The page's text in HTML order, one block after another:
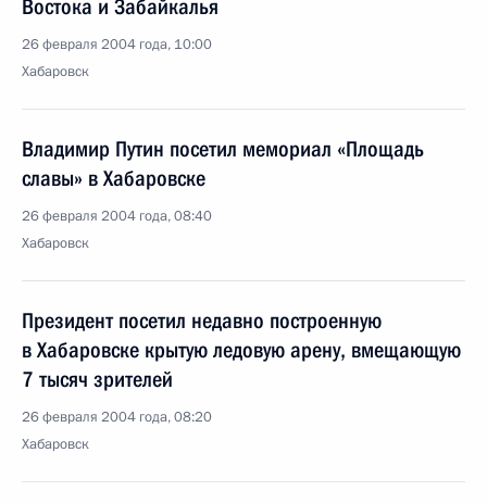
Востока и Забайкалья
26 февраля 2004 года, 10:00
Хабаровск
Владимир Путин посетил мемориал «Площадь
славы» в Хабаровске
26 февраля 2004 года, 08:40
Хабаровск
Президент посетил недавно построенную
в Хабаровске крытую ледовую арену, вмещающую
7 тысяч зрителей
26 февраля 2004 года, 08:20
Хабаровск